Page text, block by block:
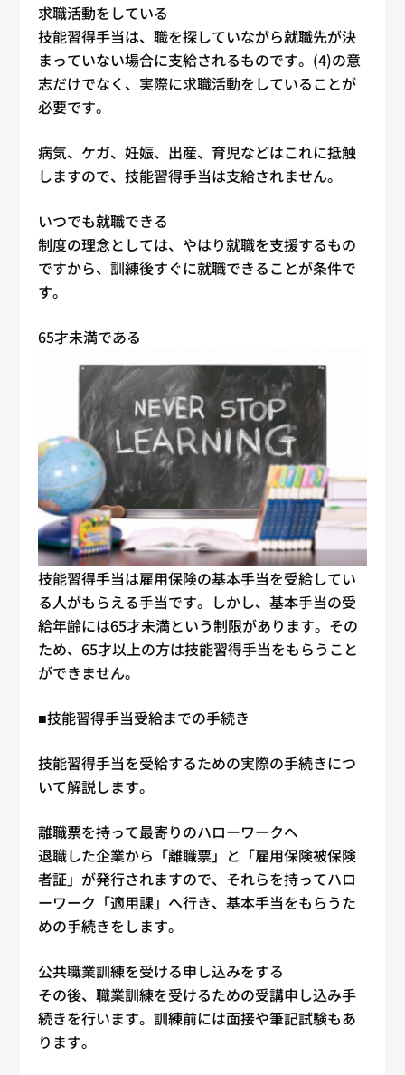
求職活動をしている
技能習得手当は、職を探していながら就職先が決
まっていない場合に支給されるものです。(4)の意
志だけでなく、実際に求職活動をしていることが
必要です。
病気、ケガ、妊娠、出産、育児などはこれに抵触
しますので、技能習得手当は支給されません。
いつでも就職できる
制度の理念としては、やはり就職を支援するもの
ですから、訓練後すぐに就職できることが条件で
す。
65才未満である
技能習得手当は雇用保険の基本手当を受給してい
る人がもらえる手当です。しかし、基本手当の受
給年齢には65才未満という制限があります。その
ため、65才以上の方は技能習得手当をもらうこと
ができません。
■技能習得手当受給までの手続き
技能習得手当を受給するための実際の手続きにつ
いて解説します。
離職票を持って最寄りのハローワークへ
退職した企業から「離職票」と「雇用保険被保険
者証」が発行されますので、それらを持ってハロ
ーワーク「適用課」へ行き、基本手当をもらうた
めの手続きをします。
公共職業訓練を受ける申し込みをする
その後、職業訓練を受けるための受講申し込み手
続きを行います。訓練前には面接や筆記試験もあ
ります。